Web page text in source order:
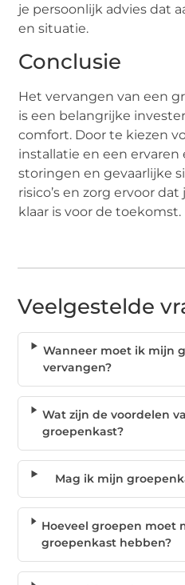
je persoonlijk advies dat
en situatie.
Conclusie
Het vervangen van een
is een belangrijke
comfort. Door te kiezen
installatie en een
storingen en gevaarlijke
risico’s en zorg ervoor
klaar is voor de toekomst.
Veelgestelde
Wanneer moet ik mijn
vervangen?
Wat zijn de voordelen
groepenkast?
Mag ik mijn
Hoeveel groepen moet
groepenkast hebben?